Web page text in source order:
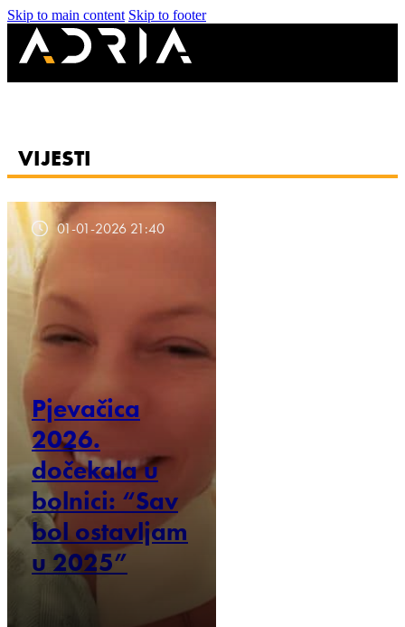
Skip to main content Skip to footer
VIJESTI
01-01-2026 21:40
Pjevačica
2026.
dočekala u
bolnici: “Sav
bol ostavljam
u 2025”